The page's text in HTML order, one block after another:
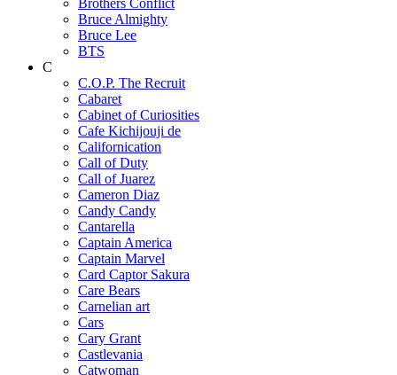
Brothers Conflict
Bruce Almighty
Bruce Lee
BTS
C
C.O.P. The Recruit
Cabaret
Cabinet of Curiosities
Cafe Kichijouji de
Californication
Call of Duty
Call of Juarez
Cameron Diaz
Candy Candy
Cantarella
Captain America
Captain Marvel
Card Captor Sakura
Care Bears
Carnelian art
Cars
Cary Grant
Castlevania
Catwoman